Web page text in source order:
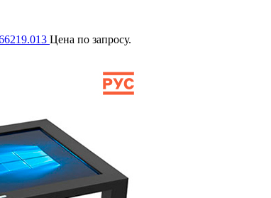
Цена по запросу.